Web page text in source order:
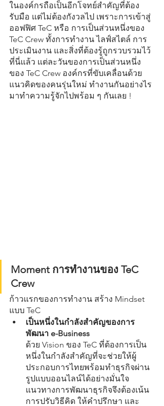
ในองค์กรถือเป็นอีกโจทย์สำคัญที่ต้อง
รับมือ แต่ไม่ต้องกังวลไป เพราะการเข้าสู่
ออฟฟิศ TeC หรือ การเป็นส่วนหนึ่งของ
TeC Crew ทั้งการทำงาน ไลฟ์สไตล์ การ
ประเมินงาน และสิ่งที่ต้องรู้ถูกรวบรวมไว้
ที่นี่แล้ว แต่ละวันของการเป็นส่วนหนึ่ง
ของ TeC Crew องค์กรที่ขับเคลื่อนด้วย
แนวคิดของคนรุ่นใหม่ ทำงานกันอย่างไร
มาทำความรู้จักไปพร้อม ๆ กันเลย !
Moment การทำงานของ TeC
Crew
ก้าวแรกของการทำงาน สร้าง Mindset
แบบ TeC
เป็นหนึ่งในกำลังสำคัญของการ
พัฒนา e-Business
ด้วย Vision ของ TeC ที่ต้องการเป็น
หนึ่งในกำลังสำคัญที่จะช่วยให้ผู้
ประกอบการไทยพร้อมทำธุรกิจผ่าน
รูปแบบออนไลน์ได้อย่างมั่นใจ
แนวทางการพัฒนาธุรกิจจึงต้องเน้น
การปรับวิธีคิด ให้คำปรึกษา และ